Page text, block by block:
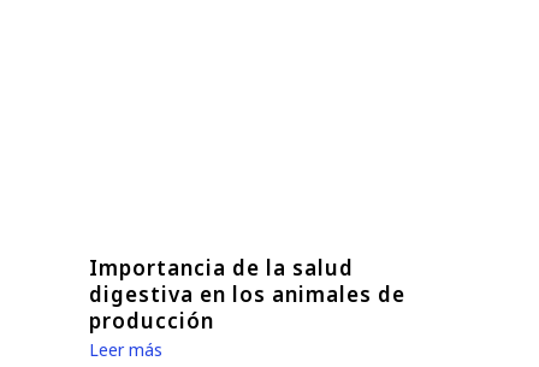
Importancia de la salud
digestiva en los animales de
producción
Leer más